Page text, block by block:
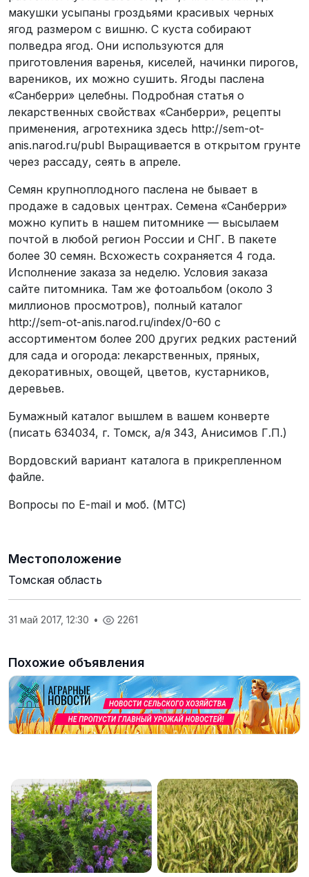
макушки усыпаны гроздьями красивых черных
ягод размером с вишню. С куста собирают
полведра ягод. Они используются для
приготовления варенья, киселей, начинки пирогов,
вареников, их можно сушить. Ягоды паслена
«Санберри» целебны. Подробная статья о
лекарственных свойствах «Санберри», рецепты
применения, агротехника здесь http://sem-ot-
anis.narod.ru/publ Выращивается в открытом грунте
через рассаду, сеять в апреле.
Семян крупноплодного паслена не бывает в
продаже в садовых центрах. Семена «Санберри»
можно купить в нашем питомнике — высылаем
почтой в любой регион России и СНГ. В пакете
более 30 семян. Всхожесть сохраняется 4 года.
Исполнение заказа за неделю. Условия заказа
сайте питомника. Там же фотоальбом (около 3
миллионов просмотров), полный каталог
http://sem-ot-anis.narod.ru/index/0-60 с
ассортиментом более 200 других редких растений
для сада и огорода: лекарственных, пряных,
декоративных, овощей, цветов, кустарников,
деревьев.
Бумажный каталог вышлем в вашем конверте
(писать 634034, г. Томск, а/я 343, Анисимов Г.П.)
Вордовский вариант каталога в прикрепленном
файле.
Вопросы по E-mail и моб. (МТС)
Местоположение
Томская область
31 май 2017, 12:30 • 2261
Похожие объявления